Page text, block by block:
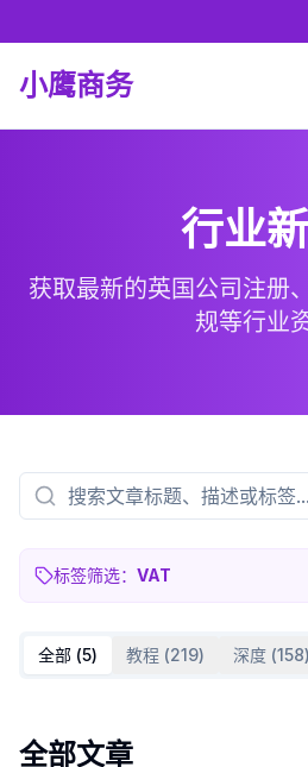
小鹰商务
行业
获取最新的英国公司注册
规等行业
标签筛选： VAT
全部 (5) 教程 (219) 深度 (158)
全部文章